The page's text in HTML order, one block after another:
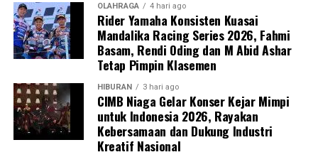
OLAHRAGA 4 hari ago
Rider Yamaha Konsisten Kuasai
Mandalika Racing Series 2026, Fahmi
Basam, Rendi Oding dan M Abid Ashar
Tetap Pimpin Klasemen
HIBURAN 3 hari ago
CIMB Niaga Gelar Konser Kejar Mimpi
untuk Indonesia 2026, Rayakan
Kebersamaan dan Dukung Industri
Kreatif Nasional